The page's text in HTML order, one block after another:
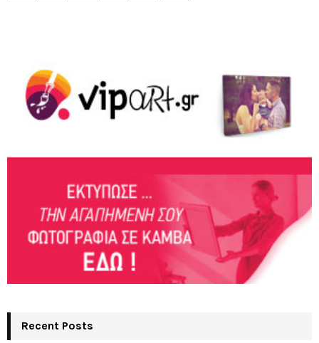
Recent Posts